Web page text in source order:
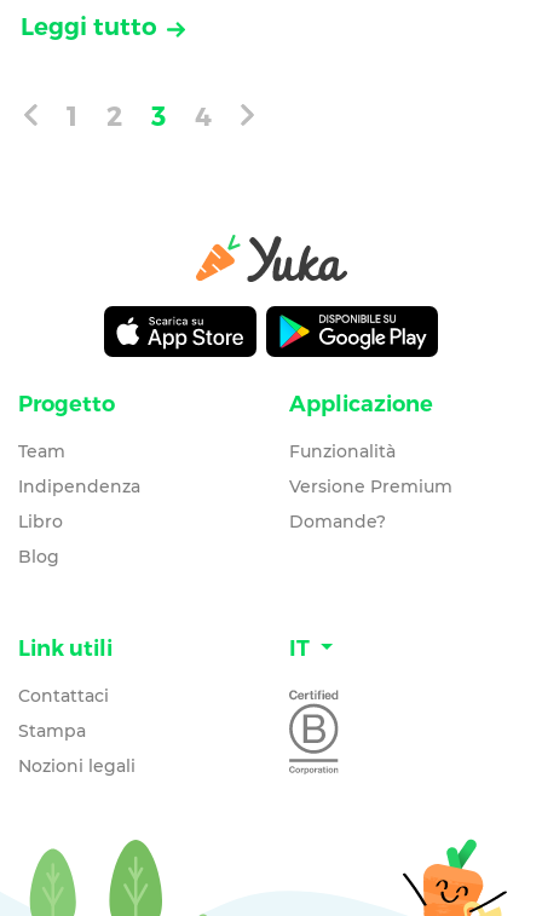
Leggi tutto
1 2 3 4
Progetto
Team
Indipendenza
Libro
Blog
Applicazione
Funzionalità
Versione Premium
Domande?
Link utili
Contattaci
Stampa
Nozioni legali
IT